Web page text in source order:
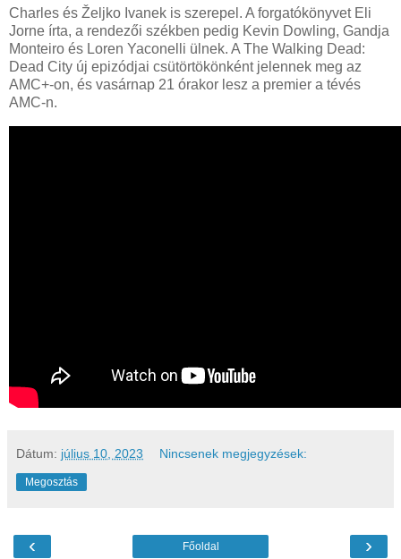
Charles és Željko Ivanek is szerepel. A forgatókönyvet Eli
Jorne írta, a rendezői székben pedig Kevin Dowling, Gandja
Monteiro és Loren Yaconelli ülnek. A The Walking Dead:
Dead City új epizódjai csütörtökönként jelennek meg az
AMC+-on, és vasárnap 21 órakor lesz a premier a tévés
AMC-n.
Dátum: július 10, 2023 Nincsenek megjegyzések:
Megosztás
‹ ›
Főoldal